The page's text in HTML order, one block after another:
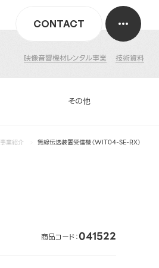
映像音響機材レンタル事業 技術資料
CONTACT
その他
事業紹介 無線伝送装置受信機（WIT04-SE-RX）
商品コード：041522